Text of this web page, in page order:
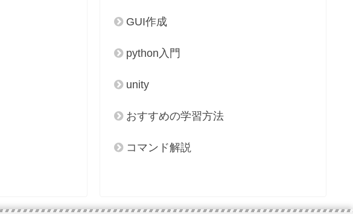
GUI作成
python入門
unity
おすすめの学習方法
コマンド解説